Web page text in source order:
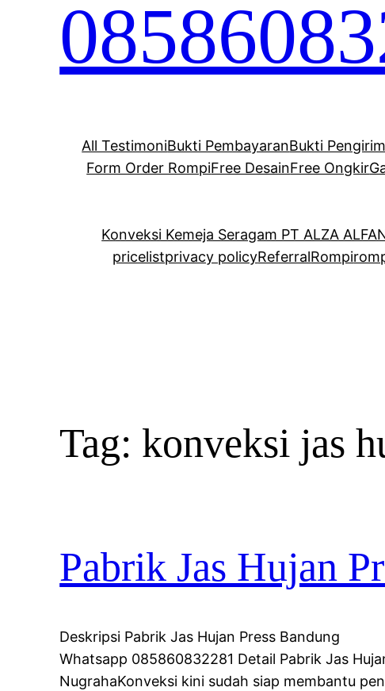
All TestimoniBukti PembayaranBukti
Form Order RompiFree DesainFree Ongkir
Konveksi Kemeja Seragam PT ALZA
pricelistprivacy policyReferralRompi
Tag: konveksi jas
Pabrik Jas Hujan
Deskripsi Pabrik Jas Hujan Press
Whatsapp 085860832281 Detail Pabrik Jas
NugrahaKonveksi kini sudah siap membantu